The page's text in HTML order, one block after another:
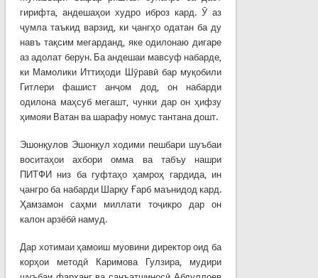
гирифта, андешаҳои худро иброз кард. Ӯ аз
ҷумла таъкид варзид, ки ҷангҳо одатан ба ду
навъ тақсим мегарданд, яке одилонаю дигаре
аз адолат берун. Ба андешаи мавсуф набарде,
ки Мамолики Иттиҳоди Шӯравӣ бар муқобили
Гитлери фашист анҷом дод, он набарди
одилона маҳсуб мегашт, чунки дар он ҳифзу
ҳимояи Ватан ва шарафу номус тантана дошт.
Эшонқулов Эшонқул ходими пешбари шуъбаи
воситаҳои ахбори омма ва табъу нашри
ПИТФИ низ ба гуфтаҳо ҳамроҳ гардида, ин
ҷангро ба набарди Шарқу Ғарб маънидод кард.
Ҳамзамон саҳми миллати тоҷикро дар он
калон арзёбӣ намуд.
Дар хотимаи ҳамоиш муовини директор оид ба
корҳои методӣ Каримова Гулзира, мудири